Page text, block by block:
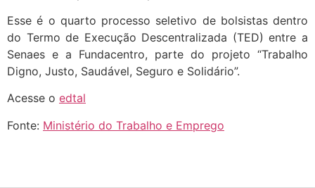
Esse é o quarto processo seletivo de bolsistas dentro
do Termo de Execução Descentralizada (TED) entre a
Senaes e a Fundacentro, parte do projeto “Trabalho
Digno, Justo, Saudável, Seguro e Solidário”.
Acesse o edtal
Fonte: Ministério do Trabalho e Emprego